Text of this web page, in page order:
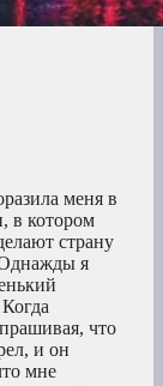
меня в
в котором
страну
Однажды я
что
и он
мне